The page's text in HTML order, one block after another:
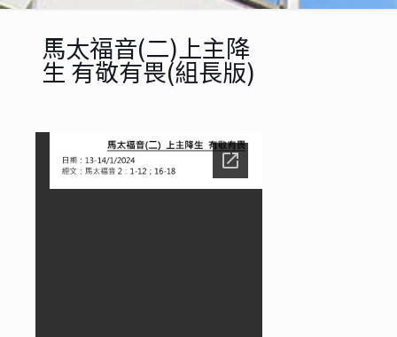
馬太福音(二)上主降
生 有敬有畏(組長版)